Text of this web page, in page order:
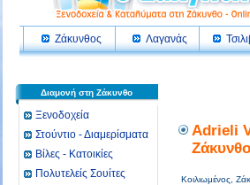
Ζάκυνθος Λαγανάς
Διαμονή στη Ζάκυνθο
Ξενοδοχεία
Στούντιο - Διαμερίσματα
Βίλες - Κατοικίες
Πολυτελείς Σουίτες
Adrieli
Ζάκυνθο
Κοιλιωμένος,